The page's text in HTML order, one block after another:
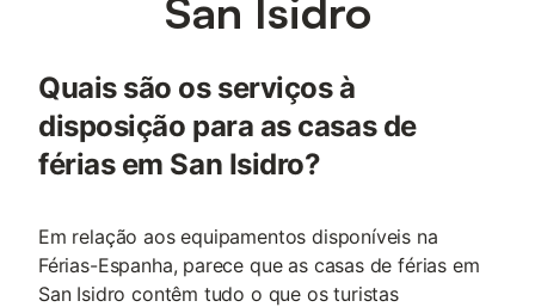
San Isidro
Quais são os serviços à
disposição para as casas de
férias em San Isidro?
Em relação aos equipamentos disponíveis na
Férias-Espanha, parece que as casas de férias em
San Isidro contêm tudo o que os turistas